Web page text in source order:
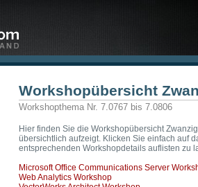
Workshopübersicht
Workshopthema Nr. 7.0767 bis 7.0806
Hier finden Sie die Workshopübersicht
übersichtlich aufzeigt. Klicken Sie einfach auf
entsprechenden Workshopdetails auflisten zu
Microsoft Office Communications Server
Web Analytics Workshop